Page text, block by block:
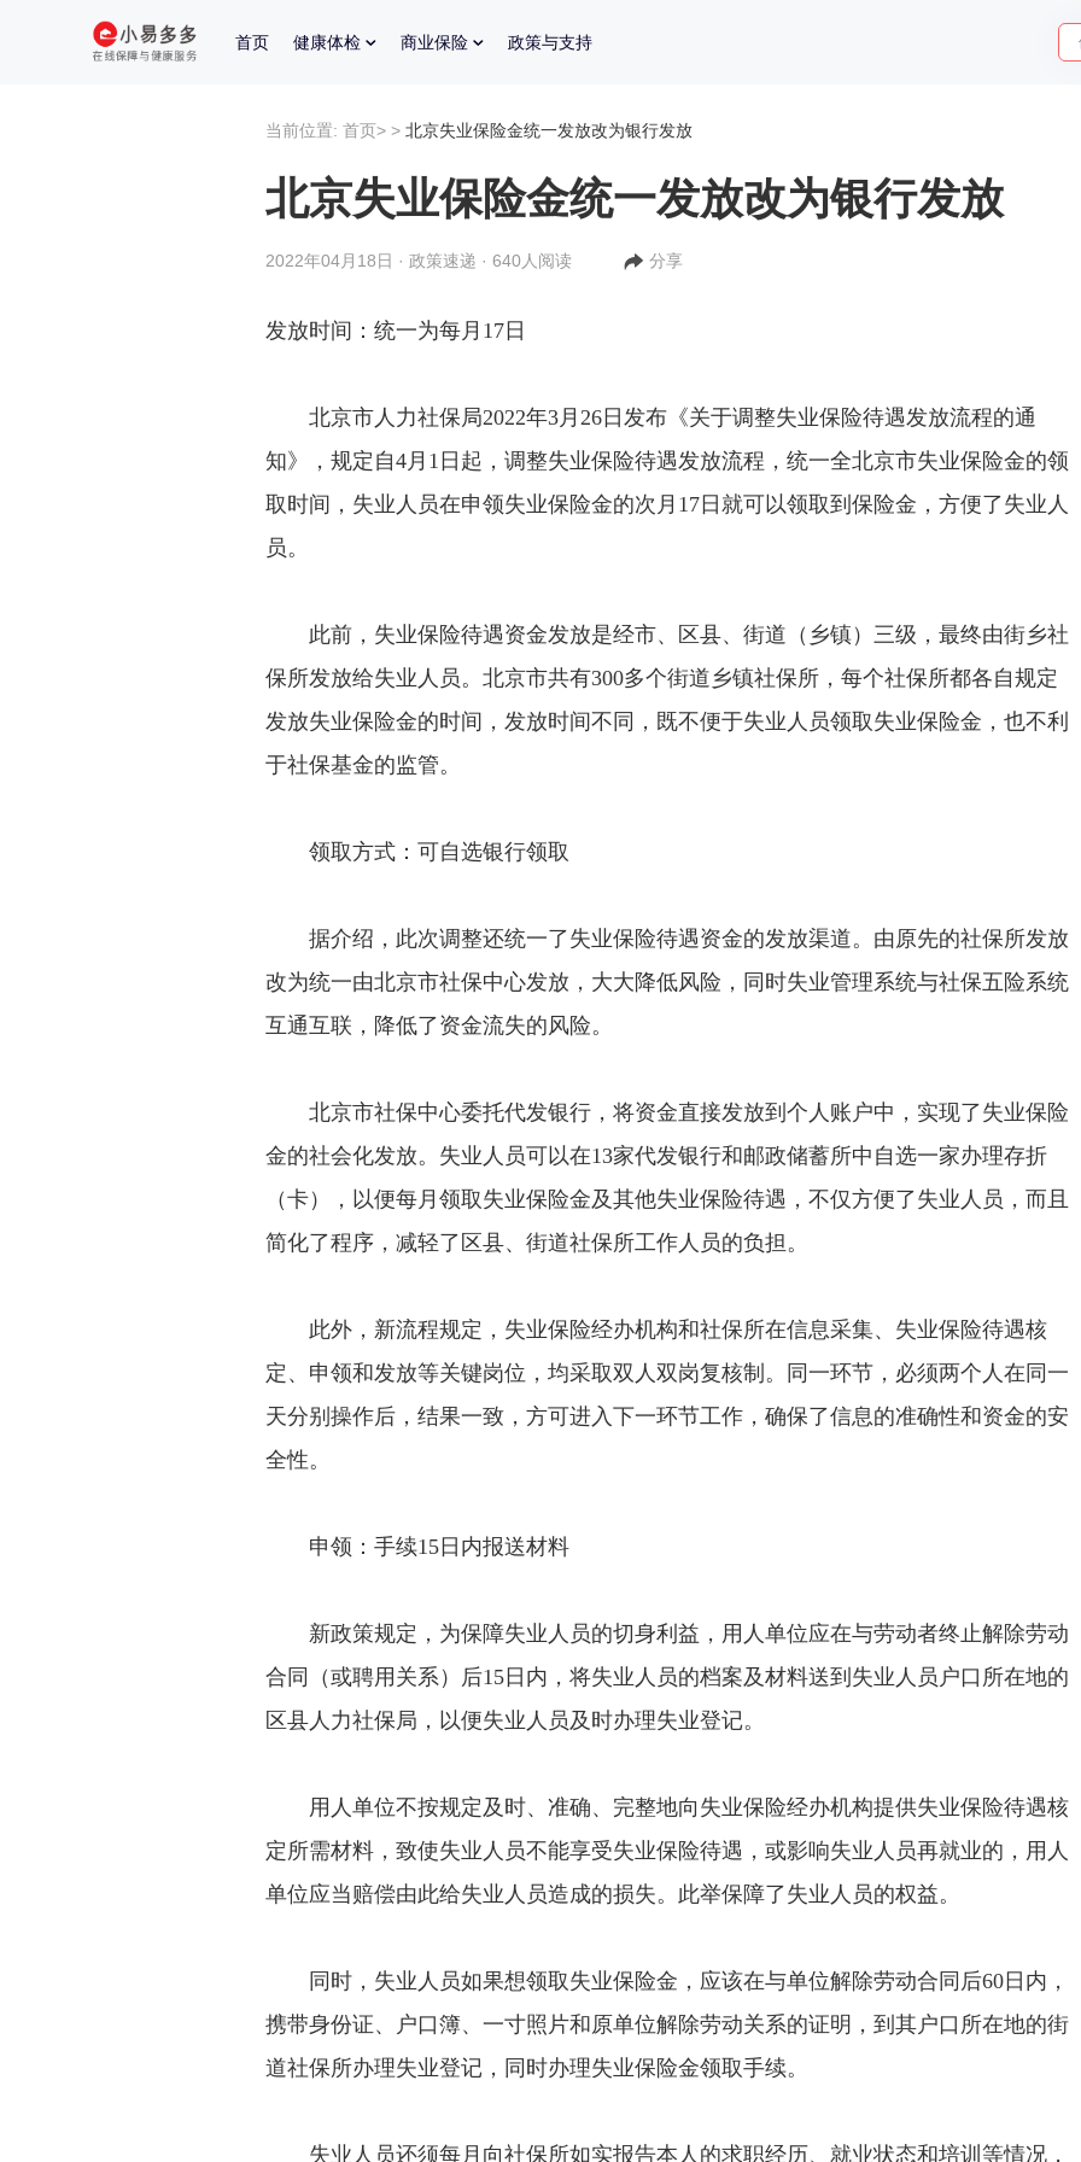
首页 健康体检 商业保险 政策与支持
当前位置: 首页> > 北京失业保险金统一发放改为银行发放
北京失业保险金统一发放改为银行发放
2022年04月18日 · 政策速递 · 640人阅读 分享
发放时间：统一为每月17日
北京市人力社保局2022年3月26日发布《关于调整失业保险待遇发放流程的通
知》，规定自4月1日起，调整失业保险待遇发放流程，统一全北京市失业保险金的领
取时间，失业人员在申领失业保险金的次月17日就可以领取到保险金，方便了失业人
员。
此前，失业保险待遇资金发放是经市、区县、街道（乡镇）三级，最终由街乡社
保所发放给失业人员。北京市共有300多个街道乡镇社保所，每个社保所都各自规定
发放失业保险金的时间，发放时间不同，既不便于失业人员领取失业保险金，也不利
于社保基金的监管。
领取方式：可自选银行领取
据介绍，此次调整还统一了失业保险待遇资金的发放渠道。由原先的社保所发放
改为统一由北京市社保中心发放，大大降低风险，同时失业管理系统与社保五险系统
互通互联，降低了资金流失的风险。
北京市社保中心委托代发银行，将资金直接发放到个人账户中，实现了失业保险
金的社会化发放。失业人员可以在13家代发银行和邮政储蓄所中自选一家办理存折
（卡），以便每月领取失业保险金及其他失业保险待遇，不仅方便了失业人员，而且
简化了程序，减轻了区县、街道社保所工作人员的负担。
此外，新流程规定，失业保险经办机构和社保所在信息采集、失业保险待遇核
定、申领和发放等关键岗位，均采取双人双岗复核制。同一环节，必须两个人在同一
天分别操作后，结果一致，方可进入下一环节工作，确保了信息的准确性和资金的安
全性。
申领：手续15日内报送材料
新政策规定，为保障失业人员的切身利益，用人单位应在与劳动者终止解除劳动
合同（或聘用关系）后15日内，将失业人员的档案及材料送到失业人员户口所在地的
区县人力社保局，以便失业人员及时办理失业登记。
用人单位不按规定及时、准确、完整地向失业保险经办机构提供失业保险待遇核
定所需材料，致使失业人员不能享受失业保险待遇，或影响失业人员再就业的，用人
单位应当赔偿由此给失业人员造成的损失。此举保障了失业人员的权益。
同时，失业人员如果想领取失业保险金，应该在与单位解除劳动合同后60日内，
携带身份证、户口簿、一寸照片和原单位解除劳动关系的证明，到其户口所在地的街
道社保所办理失业登记，同时办理失业保险金领取手续。
失业人员还须每月向社保所如实报告本人的求职经历、就业状态和培训等情况，